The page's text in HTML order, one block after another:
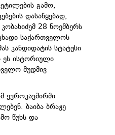
გამო,
დასაწყებად,
28 ნოემბერს
საქართველოს
კანდიდატის სტატუსი
ეს ისტორიული
მუდმივ
ევროკავშირში
ბაიბა ბრაჟე
წუხს და